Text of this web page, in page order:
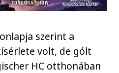
szerint a
volt, de gólt
HC otthonában